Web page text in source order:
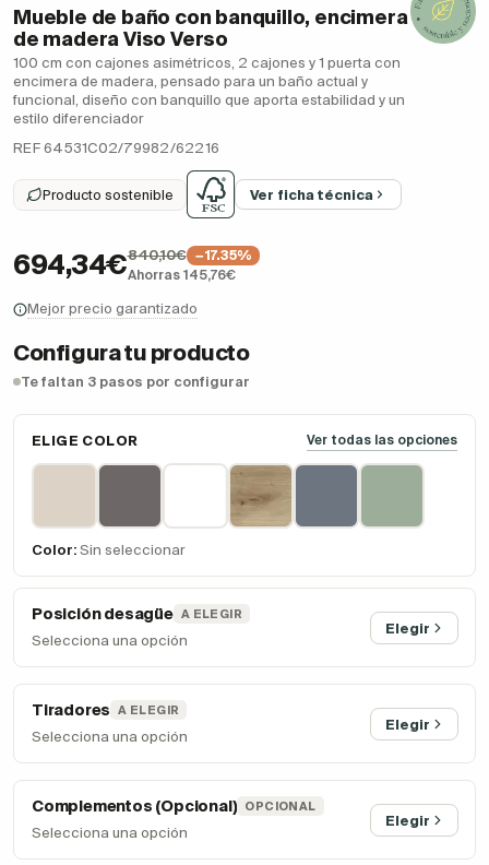
Mueble de baño con banquillo, encimera
de madera Viso Verso
100 cm con cajones asimétricos, 2 cajones y 1 puerta con
encimera de madera, pensado para un baño actual y
funcional, diseño con banquillo que aporta estabilidad y un
estilo diferenciador
REF 64531C02/79982/62216
Producto sostenible Ver ficha técnica
694,34€840,10€
−17.35%
Ahorras 145,76€
Mejor precio garantizado
Configura tu producto
Te faltan 3 pasos por configurar
ELIGE COLOR Ver todas las opciones
Color: Sin seleccionar
Posición desagüe A ELEGIR
Selecciona una opción
Elegir
Tiradores A ELEGIR
Selecciona una opción
Elegir
Complementos (Opcional) OPCIONAL
Selecciona una opción
Elegir